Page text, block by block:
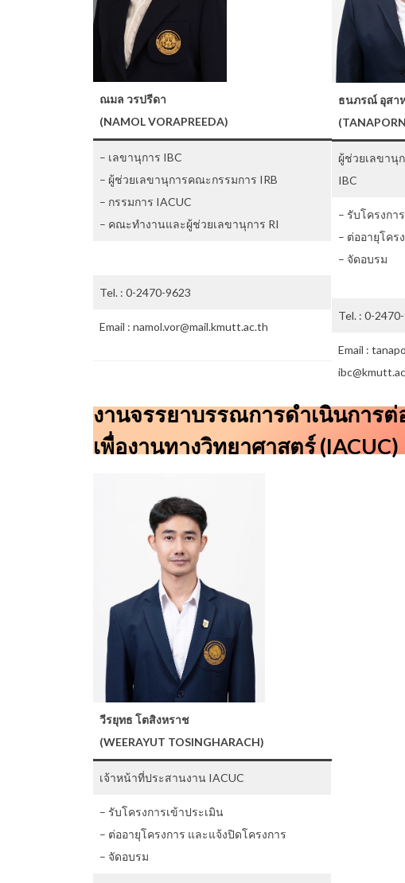
ณมล วรปรีดา
(NAMOL VORAPREEDA)
– เลขานุการ IBC
– ผู้ช่วยเลขานุการคณะกรรมการ IRB
– กรรมการ IACUC
– คณะทำงานและผู้ช่วยเลขานุการ RI
Tel. : 0-2470-9623
Email : namol.vor@mail.kmutt.ac.th
ธนภรณ์ อุสา
ผู้ช่วยเลขานุ
IBC
– รับโครงกา
– ต่ออายุโคร
– จัดอบรม
Tel. : 0-
Email :
งานจรรยาบรรณการดำเนินการต่
เพื่องานทางวิทยาศาสตร์ (IACUC)
วีรยุทธ โตสิงหราช
(WEERAYUT TOSINGHARACH)
เจ้าหน้าที่ประสานงาน IACUC
– รับโครงการเข้าประเมิน
– ต่ออายุโครงการ และแจ้งปิดโครงการ
– จัดอบรม